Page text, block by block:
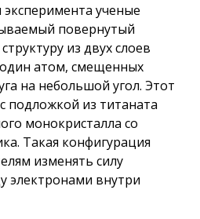
ученые
повернутый
из двух слоев
атом, смещенных
на небольшой угол. Этот
подложкой из титаната
монокристалла со
Такая конфигурация
изменять силу
электронами внутри